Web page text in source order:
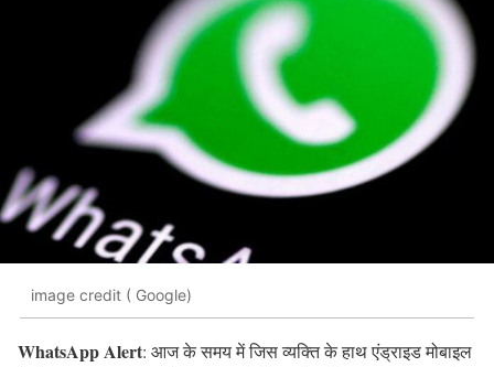
image credit ( Google)
WhatsApp Alert: आज के समय में जिस व्यक्ति के हाथ एंड्राइड मोबाइल